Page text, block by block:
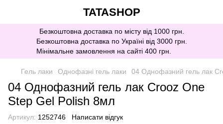
TATASHOP
Безкоштовна доставка по місту від 1000 грн.
Безкоштовна доставка по Україні від 3000 грн.
Мінімальне замовлення на сайті 400 грн.
Гель лаки Однофазні гель лаки 04 Однофазний гель лак
04 Однофазний гель лак Crooz One
Step Gel Polish 8мл
Артикул: 1252746 Написати відгук